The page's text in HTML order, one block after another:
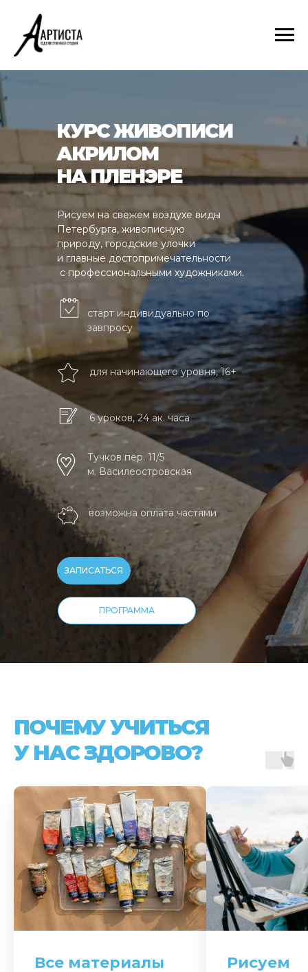
ПРОГРАММА
ЗАПИСАТЬСЯ
для начинающего уровня, 16+
6 уроков, 24 ак. часа
Тучков пер. 11/5
м. Василеостровская
старт индивидуально по
завпросу
возможна оплата частями
Рисуем на свежем воздухе виды
Петербурга, живописную
природу, городские улочки
и главные достопримечательности
c профессиональными художниками.
КУРС ЖИВОПИСИ
АКРИЛОМ
НА ПЛЕНЭРЕ
ПОЧЕМУ УЧИТЬСЯ
У НАС ЗДОРОВО?
Все материалы
Рисуем